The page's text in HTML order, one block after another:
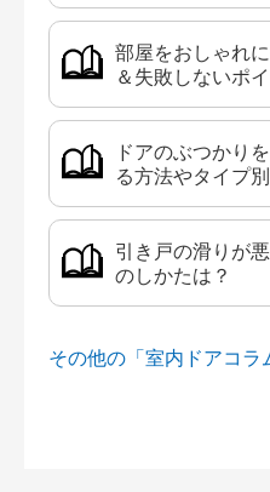
部屋をおしゃれ
＆失敗しないポ
ドアのぶつかり
る方法やタイプ
引き戸の滑りが
のしかたは？
その他の「室内ドアコラ